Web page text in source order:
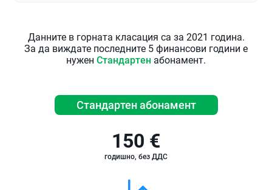
Данните в горната класация са за 2021 година.
За да виждате последните 5 финансови години е
нужен Стандартен абонамент.
Стандартен абонамент
150 €
годишно, без ДДС